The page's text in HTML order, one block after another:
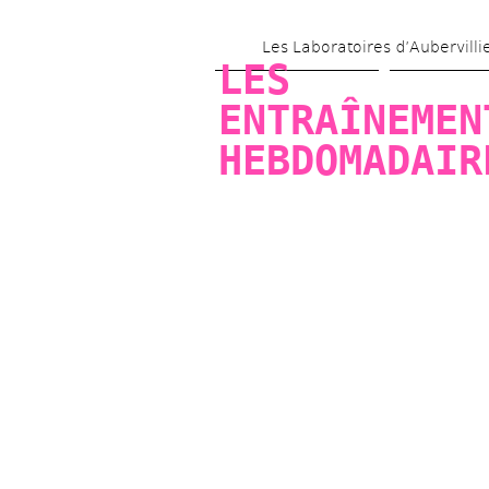
Les Laboratoires
LES